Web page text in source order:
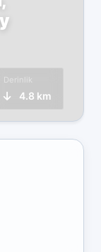
Derinlik
4.8 km